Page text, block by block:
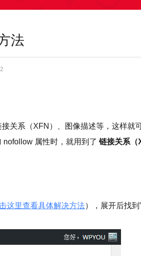
法
关系（XFN）、图像描述等，这样就
属性时，就用到了 链接关系（
这里查看具体解决方法），展开后找到